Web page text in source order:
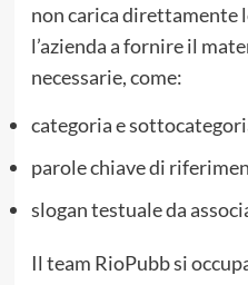
non carica direttamente
l’azienda a fornire il
necessarie, come:
categoria e
parole chiave di
slogan testuale da
Il team RioPubb si